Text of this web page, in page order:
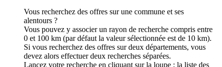
Vous recherchez des offres sur une commune et ses
alentours ?
Vous pouvez y associer un rayon de recherche compris entre
0 et 100 km (par défaut la valeur sélectionnée est de 10 km).
Si vous recherchez des offres sur deux départements, vous
devez alors effectuer deux recherches séparées.
Lancez votre recherche en cliquant sur la loupe ; la liste des